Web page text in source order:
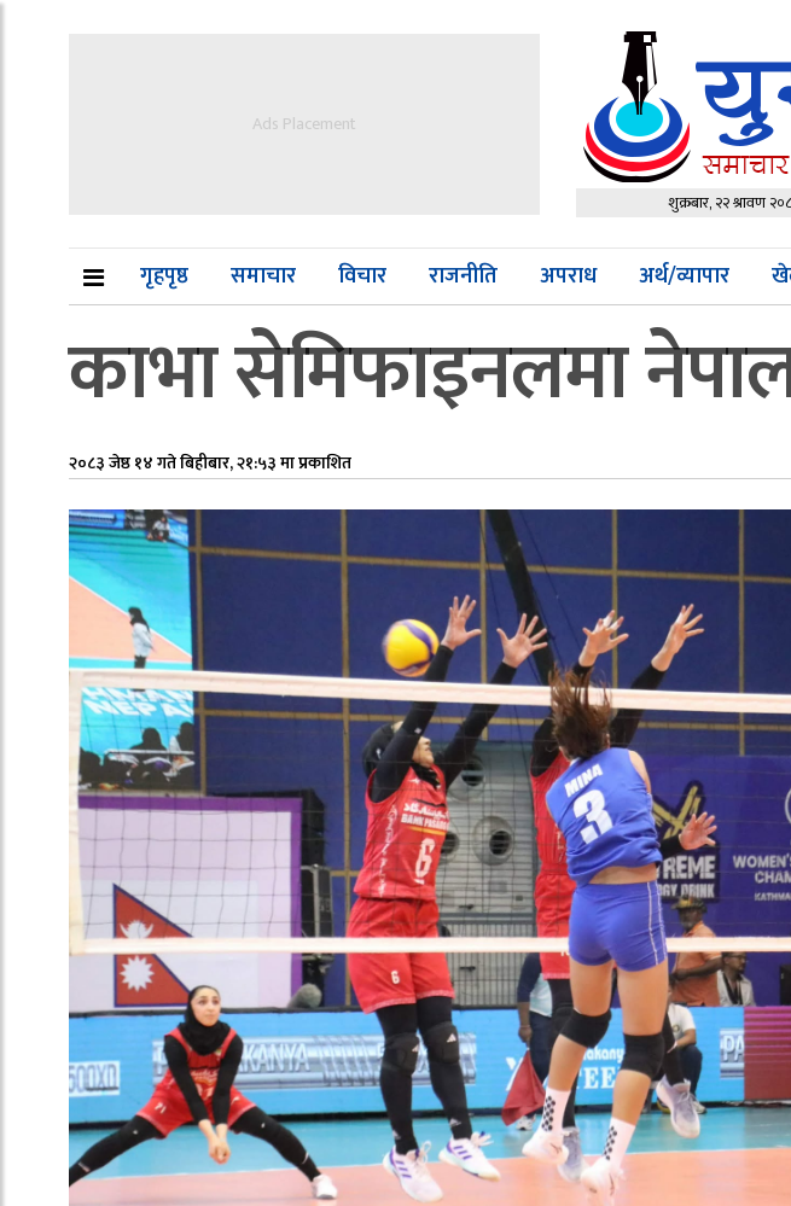
Ads Placement
शुक्रबार, २२ श्रावण
गृहपृष्ठ समाचार विचार राजनीति अपराध अर्थ/व्यापार
काभा सेमिफाइनलमा
२०८३ जेष्ठ १४ गते बिहीबार, २१:५३ मा प्रकाशित